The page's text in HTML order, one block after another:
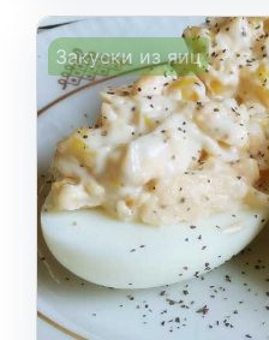
Закуски из яиц